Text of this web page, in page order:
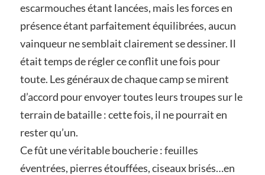
escarmouches étant lancées, mais les forces en
présence étant parfaitement équilibrées, aucun
vainqueur ne semblait clairement se dessiner. Il
était temps de régler ce conflit une fois pour
toute. Les généraux de chaque camp se mirent
d’accord pour envoyer toutes leurs troupes sur le
terrain de bataille : cette fois, il ne pourrait en
rester qu’un.
Ce fût une véritable boucherie : feuilles
éventrées, pierres étouffées, ciseaux brisés…en